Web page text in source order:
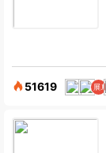
51619